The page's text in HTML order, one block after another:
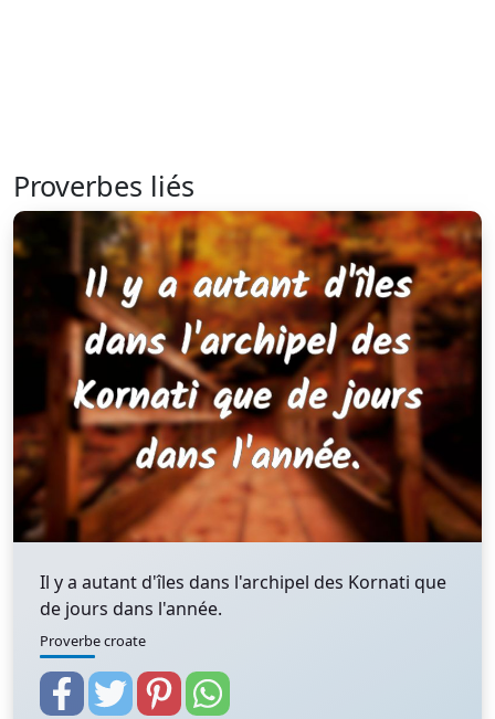
Proverbes liés
Il y a autant d'îles dans l'archipel des Kornati que
de jours dans l'année.
Proverbe croate